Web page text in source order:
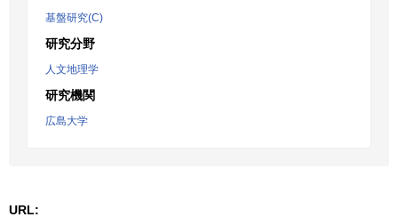
基盤研究(C)
研究分野
人文地理学
研究機関
広島大学
URL: